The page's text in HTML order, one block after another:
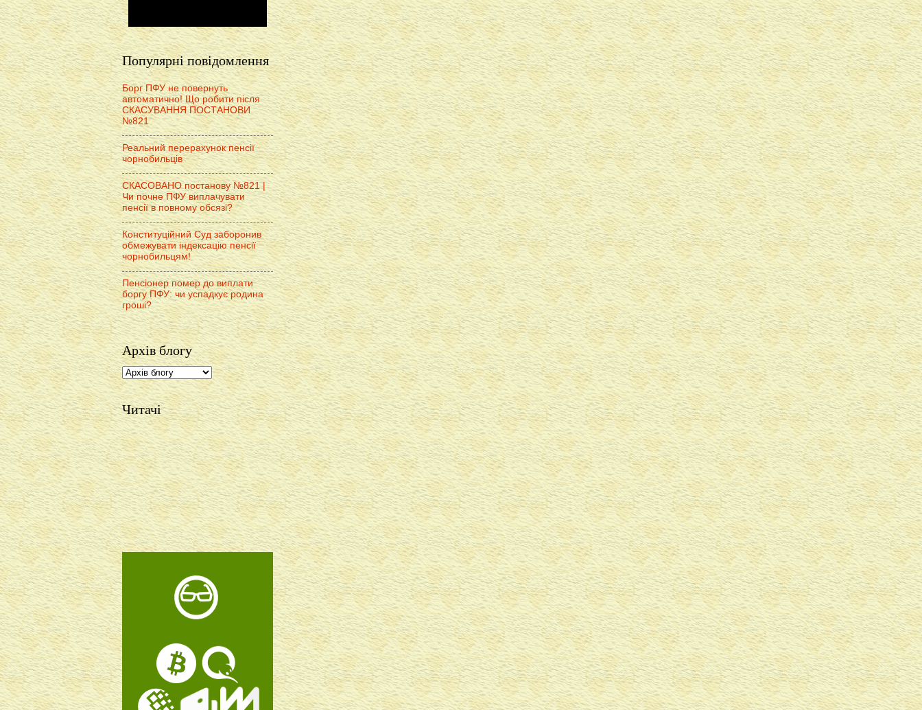
Популярні повідомлення
Борг ПФУ не повернуть
автоматично! Що робити після
СКАСУВАННЯ ПОСТАНОВИ
№821
Реальний перерахунок пенсії
чорнобильців
СКАСОВАНО постанову №821 |
Чи почне ПФУ виплачувати
пенсії в повному обсязі?
Конституційний Суд заборонив
обмежувати індексацію пенсії
чорнобильцям!
Пенсіонер помер до виплати
боргу ПФУ: чи успадкує родина
гроші?
Архів блогу
Читачі